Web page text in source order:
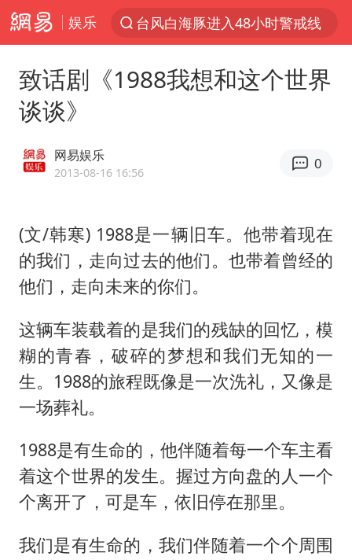
娱乐
以“新”破局 首发经济点亮城市消费活力
宇树科技发行价格150.80元/股
贵州轮胎子公司获美国退税8136万
我国编制完成新版全月地质图
中国五箭齐发反制美国
女子利用漏洞0元薅走3000多件家电
多地要求领导干部带头休假
村民谈“梅姨”：叫的其实是“媒姨”
郑国霖回应去景区上班被保安拦下
感觉全东北都在等7号
奋进开新局 实干挑大梁
致话剧《1988我想和这个世界
谈谈》
网易娱乐
2013-08-16 16:56
0
(文/韩寒) 1988是一辆旧车。他带着现在
的我们，走向过去的他们。也带着曾经的
他们，走向未来的你们。
这辆车装载着的是我们的残缺的回忆，模
糊的青春，破碎的梦想和我们无知的一
生。1988的旅程既像是一次洗礼，又像是
一场葬礼。
1988是有生命的，他伴随着每一个车主看
着这个世界的发生。握过方向盘的人一个
个离开了，可是车，依旧停在那里。
我们是有生命的，我们伴随着一个个周围